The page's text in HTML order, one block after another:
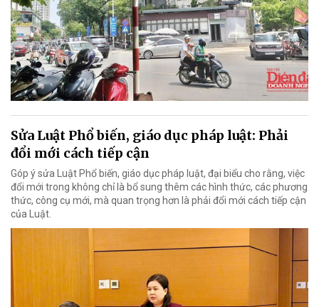
Sửa Luật Phổ biến, giáo dục pháp luật: Phải
đổi mới cách tiếp cận
Góp ý sửa Luật Phổ biến, giáo dục pháp luật, đại biểu cho rằng, việc
đổi mới trong không chỉ là bổ sung thêm các hình thức, các phương
thức, công cụ mới, mà quan trọng hơn là phải đổi mới cách tiếp cận
của Luật.